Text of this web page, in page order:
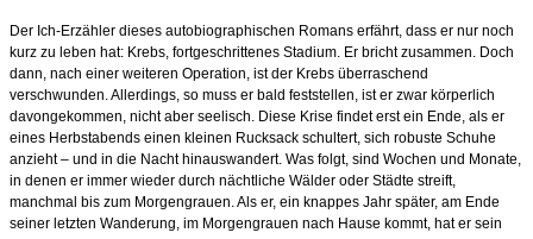
Der Ich-Erzähler dieses autobiographischen Romans erfährt, dass er nur noch
kurz zu leben hat: Krebs, fortgeschrittenes Stadium. Er bricht zusammen. Doch
dann, nach einer weiteren Operation, ist der Krebs überraschend
verschwunden. Allerdings, so muss er bald feststellen, ist er zwar körperlich
davongekommen, nicht aber seelisch. Diese Krise findet erst ein Ende, als er
eines Herbstabends einen kleinen Rucksack schultert, sich robuste Schuhe
anzieht – und in die Nacht hinauswandert. Was folgt, sind Wochen und Monate,
in denen er immer wieder durch nächtliche Wälder oder Städte streift,
manchmal bis zum Morgengrauen. Als er, ein knappes Jahr später, am Ende
seiner letzten Wanderung, im Morgengrauen nach Hause kommt, hat er sein